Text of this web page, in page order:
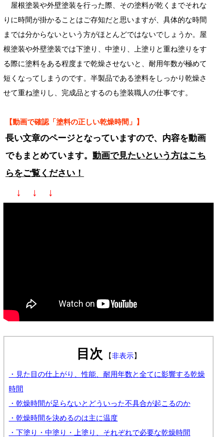
屋根塗装や外壁塗装を行った際、その塗料が乾くまでそれな
りに時間が掛かることはご存知だと思いますが、具体的な時間
までは分からないという方がほとんどではないでしょうか。屋
根塗装や外壁塗装では下塗り、中塗り、上塗りと重ね塗りをす
る際に塗料をある程度まで乾燥させないと、耐用年数が極めて
短くなってしまうのです。半製品である塗料をしっかり乾燥さ
せて重ね塗りし、完成品とするのも塗装職人の仕事です。
【動画で確認「塗料の正しい乾燥時間」】
長い文章のページとなっていますので、内容を動画
でもまとめています。動画で見たいという方はこち
らをご覧ください！
↓ ↓ ↓
目次 【非表示】
・見た目の仕上がり、性能、耐用年数と全てに影響する乾燥
時間
・乾燥時間が足らないとどういった不具合が起こるのか
・乾燥時間を決めるのは主に温度
・下塗り・中塗り・上塗り、それぞれで必要な乾燥時間